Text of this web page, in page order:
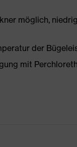
möglich,
der
mit